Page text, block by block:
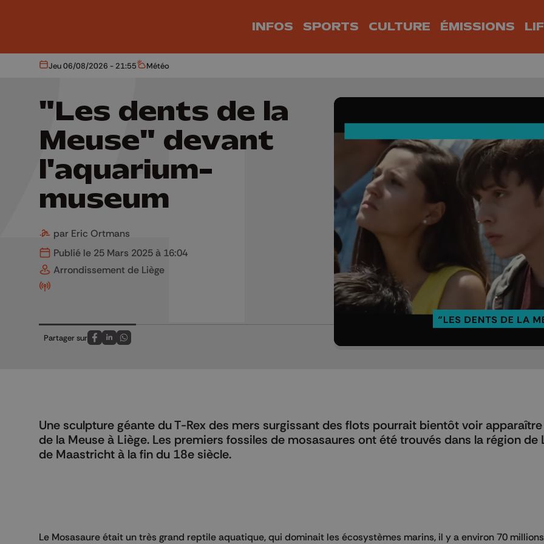
INFOS SPORTS CULTURE ÉMISSIONS
Aujourd'hui
Jeu 06/08/2026 - 21:55 Météo
Météo
"Les dents de la
Meuse" devant
l'aquarium-
museum
par Eric Ortmans
Publié le 25 Mars 2025 à 16:04
Arrondissement de Liège
Partager sur
Partagez sur FaceBook
Partagez sur LinkedIn
Partagez sur Whatsapp Mettre en pause
Une sculpture géante du T-Rex des mers surgissant des flots pourrait bientôt voir apparaître
de la Meuse à Liège. Les premiers fossiles de mosasaures ont été trouvés dans la région de
de Maastricht à la fin du 18e siècle.
Le Mosasaure était un très grand reptile aquatique, qui dominait les écosystèmes marins, il y a environ 70 millions